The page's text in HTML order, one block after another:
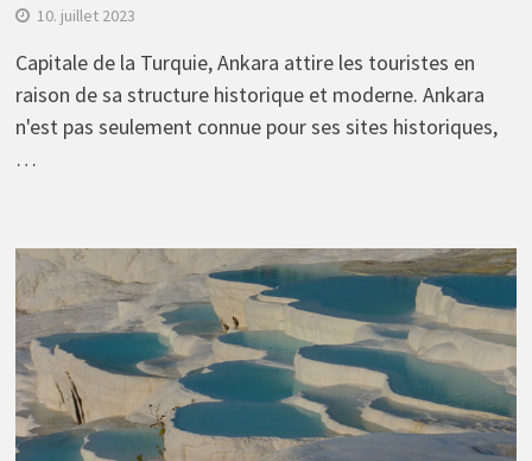
10. juillet 2023
Capitale de la Turquie, Ankara attire les touristes en
raison de sa structure historique et moderne. Ankara
n'est pas seulement connue pour ses sites historiques,
…